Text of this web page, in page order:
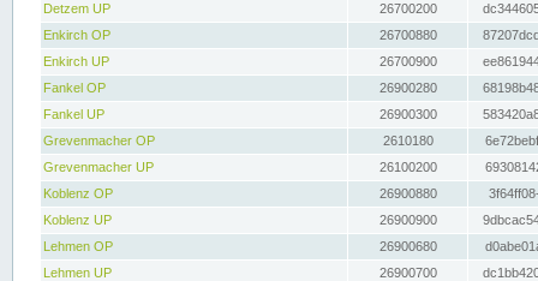
Detzem UP
26700200
Enkirch OP
26700880
Enkirch UP
26700900
Fankel OP
26900280
Fankel UP
26900300
Grevenmacher OP
2610180
Grevenmacher UP
26100200
Koblenz OP
26900880
Koblenz UP
26900900
Lehmen OP
26900680
Lehmen UP
26900700